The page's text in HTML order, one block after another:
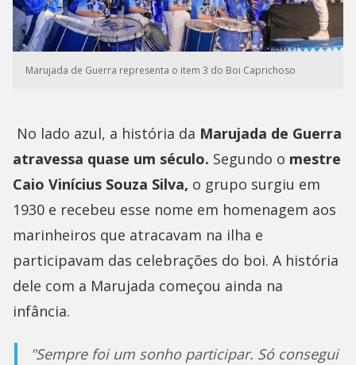
Marujada de Guerra representa o item 3 do Boi Caprichoso
No lado azul, a história da Marujada de Guerra
atravessa quase um século. Segundo o mestre
Caio Vinícius Souza Silva, o grupo surgiu em
1930 e recebeu esse nome em homenagem aos
marinheiros que atracavam na ilha e
participavam das celebrações do boi. A história
dele com a Marujada começou ainda na
infância.
"Sempre foi um sonho participar. Só consegui